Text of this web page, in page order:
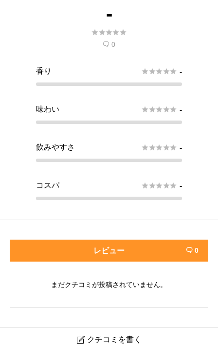
-

 0
香り  -
味わい  -
飲みやすさ  -
コスパ  -
レビュー  0
まだクチコミが投稿されていません。
 クチコミを書く